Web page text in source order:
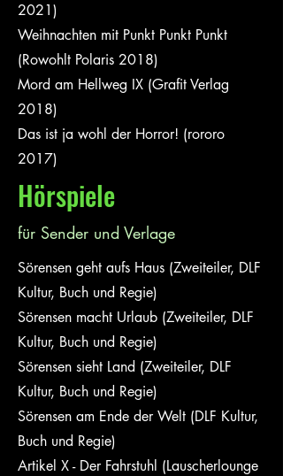
2021)
Weihnachten mit Punkt Punkt Punkt
(Rowohlt Polaris 2018)
Mord am Hellweg IX (Grafit Verlag
2018)
Das ist ja wohl der Horror! (rororo
2017)
Hörspiele
für Sender und Verlage
Sörensen geht aufs Haus (Zweiteiler, DLF
Kultur, Buch und Regie)
Sörensen macht Urlaub (Zweiteiler, DLF
Kultur, Buch und Regie)
Sörensen sieht Land (Zweiteiler, DLF
Kultur, Buch und Regie)
Sörensen am Ende der Welt (DLF Kultur,
Buch und Regie)
Artikel X - Der Fahrstuhl (Lauscherlounge